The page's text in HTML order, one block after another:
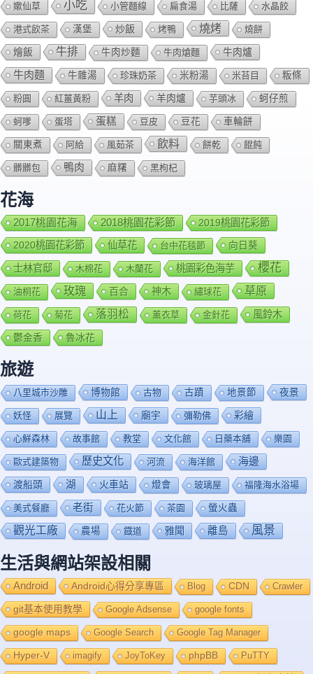
嫰仙草 小吃 小管麵線 扁食湯 比薩 水晶餃
港式飲茶 漢堡 炒飯 烤鴨 燒烤 燒餅
燴飯 牛排 牛肉炒麵 牛肉熗麵 牛肉爐
牛肉麵 牛雜湯 珍珠奶茶 米粉湯 米苔目 粄條
粉圓 紅薑黃粉 羊肉 羊肉爐 芋頭冰 蚵仔煎
蚵嗲 蛋塔 蛋糕 豆皮 豆花 車輪餅
關東煮 阿給 風茹茶 飲料 餅乾 餛飩
髒髒包 鴨肉 麻糬 黑枸杞
花海
2017桃園花海 2018桃園花彩節
2019桃園花彩節
2020桃園花彩節
仙草花 台中花毯節 向日葵
士林官邸 木棉花 木蘭花 桃園彩色海芋 櫻花
油桐花 玫瑰 百合 神木 繡球花 草原
荷花 菊花 落羽松 薰衣草 金針花 風鈴木
鬱金香 魯冰花
旅遊
八里城市沙雕 博物館 古物 古蹟 地景節 夜景
妖怪 展覽 山上 廟宇 彌勒佛 彩繪
心鮮森林 故事館 教堂 文化館 日藥本舖 樂園
歐式建築物 歷史文化 河流 海洋館 海邊
渡船頭 湖 火車站 燈會 玻璃屋 福隆海水浴場
美式餐廳 老街 花火節 茶園 螢火蟲
觀光工廠 農場 鐡道 雅聞 離島 風景
生活與網站架設相關
Android Android心得分享專區 Blog CDN Crawler
git基本使用教學 Google Adsense google fonts
google maps Google Search Google Tag Manager
Hyper-V imagify JoyToKey phpBB PuTTY